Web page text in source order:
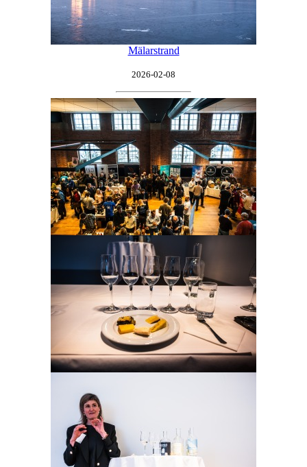
Mälarstrand
2026-02-08